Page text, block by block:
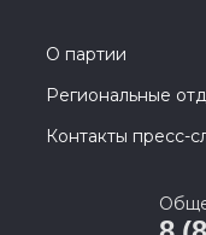
О партии
Региональные
Контакты пресс-